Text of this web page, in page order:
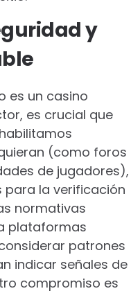
y
es un casino
es crucial que
(como foros
de jugadores),
la verificación
normativas
plataformas
patrones
indicar señales de
compromiso es